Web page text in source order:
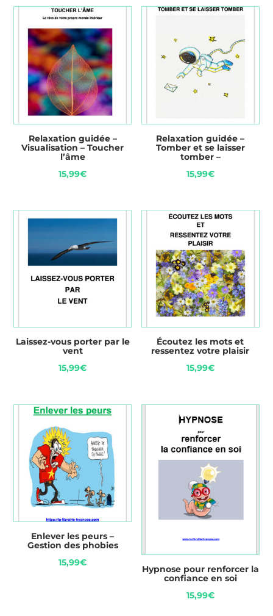
Relaxation guidée –
Visualisation – Toucher
l’âme
15,99€
Relaxation guidée –
Tomber et se laisser
tomber –
15,99€
Laissez-vous porter par le
vent
15,99€
Écoutez les mots et
ressentez votre plaisir
15,99€
Enlever les peurs –
Gestion des phobies
15,99€
Hypnose pour renforcer la
confiance en soi
15,99€